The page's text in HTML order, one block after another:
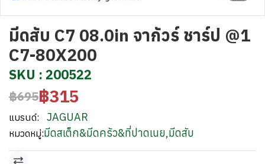
มีดสับ C7 08.0in จากัวร์ ชาร์ป @1
C7-80X200
SKU : 200522
฿695฿315
แบรนด์: JAGUAR
หมวดหมู่:มีดสเต็ก&มีดครัว&ที่ปาดเนย,มีดสับ